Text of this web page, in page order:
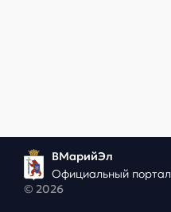
ВМарийЭл
Официальный портал
© 2026